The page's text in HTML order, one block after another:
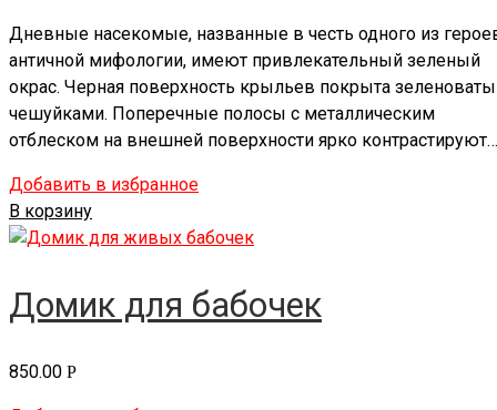
Дневные насекомые, названные в честь одного из
античной мифологии, имеют привлекательный зеленый
окрас. Черная поверхность крыльев покрыта
чешуйками. Поперечные полосы с металлическим
отблеском на внешней поверхности ярко контрастируют…
Добавить в избранное
В корзину
Домик для бабочек
850.00 Р